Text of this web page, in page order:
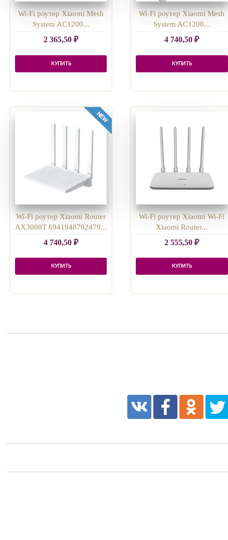
Wi-Fi роутер Xiaomi Mesh
System AC1200...
2 365,50₽
КУПИТЬ
Wi-Fi роутер Xiaomi Mesh
System AC1200...
4 740,50₽
КУПИТЬ
Wi-Fi роутер Xiaomi Router
AX3000T 6941948702479...
4 740,50₽
КУПИТЬ
Wi-Fi роутер Xiaomi Wi-Fi
Xiaomi Router...
2 555,50₽
КУПИТЬ